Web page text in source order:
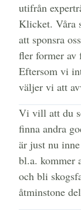
utifrån
Klicket. Våra
att sponsra
fler former av
Eftersom vi
väljer vi att
Vi vill att du
finna andra
är just nu
bl.a. kommer
och bli
åtminstone